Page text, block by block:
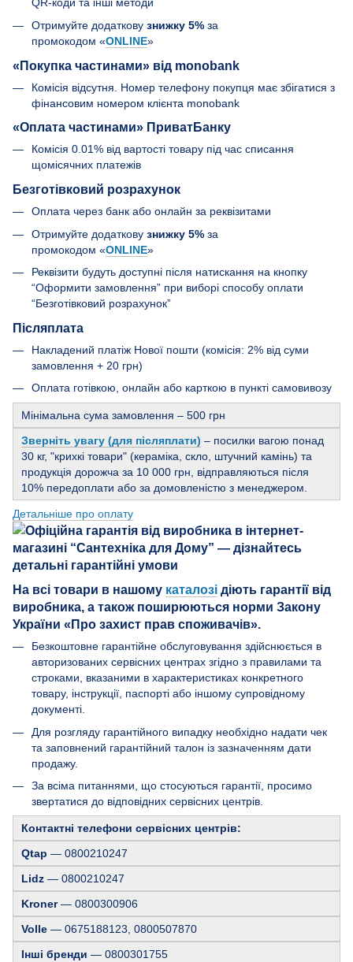
QR-коди та інші методи
Отримуйте додаткову знижку 5% за
промокодом «ONLINE»
«Покупка частинами» від monobank
Комісія відсутня. Номер телефону покупця має збігатися з
фінансовим номером клієнта monobank
«Оплата частинами» ПриватБанку
Комісія 0.01% від вартості товару під час списання
щомісячних платежів
Безготівковий розрахунок
Оплата через банк або онлайн за реквізитами
Отримуйте додаткову знижку 5% за
промокодом «ONLINE»
Реквізити будуть доступні після натискання на кнопку
“Оформити замовлення” при виборі способу оплати
“Безготівковий розрахунок”
Післяплата
Накладений платіж Нової пошти (комісія: 2% від суми
замовлення + 20 грн)
Оплата готівкою, онлайн або карткою в пункті самовивозу
Мінімальна сума замовлення – 500 грн
Зверніть увагу (для післяплати) – посилки вагою понад
30 кг, "крихкі товари" (кераміка, скло, штучний камінь) та
продукція дорожча за 10 000 грн, відправляються після
10% передоплати або за домовленістю з менеджером.
Детальніше про оплату
На всі товари в нашому каталозі діють гарантії від
виробника, а також поширюються норми Закону
України «Про захист прав споживачів».
Безкоштовне гарантійне обслуговування здійснюється в
авторизованих сервісних центрах згідно з правилами та
строками, вказаними в характеристиках конкретного
товару, інструкції, паспорті або іншому супровідному
документі.
Для розгляду гарантійного випадку необхідно надати чек
та заповнений гарантійний талон із зазначенням дати
продажу.
За всіма питаннями, що стосуються гарантії, просимо
звертатися до відповідних сервісних центрів.
Контактні телефони сервісних центрів:
Qtap — 0800210247
Lidz — 0800210247
Kroner— 0800300906
Volle — 0675188123, 0800507870
Інші бренди — 0800301755